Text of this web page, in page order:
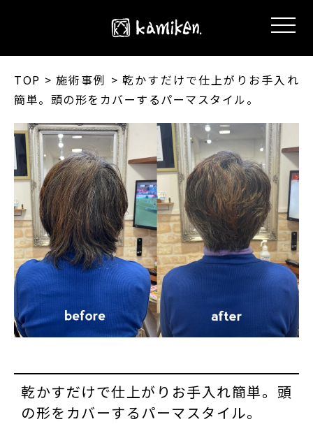
TOP > 施術事例 > 乾かすだけで仕上がりお手入れ
簡単。頭の形をカバーするパーマスタイル。
乾かすだけで仕上がりお手入れ簡単。頭
の形をカバーするパーマスタイル。